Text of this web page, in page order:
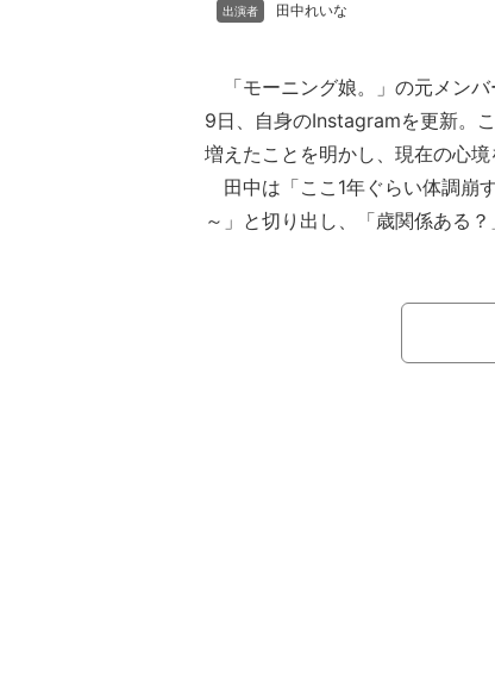
田中れいな
「モーニング娘。」の元メン
9日、自身のInstagramを更新。
増えたことを明かし、現在の心境
田中は「ここ1年ぐらい体調崩
～」と切り出し、「歳関係ある
んにもしたくない。笑」と本音